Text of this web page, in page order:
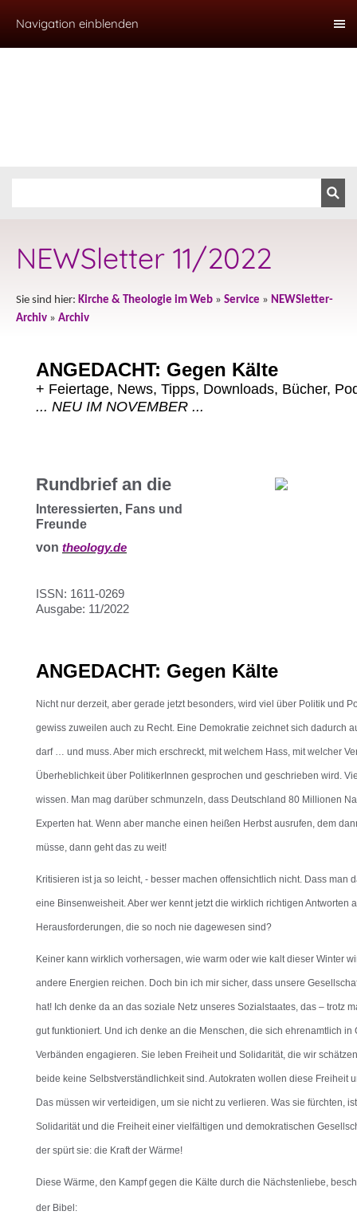
Navigation einblenden
NEWSletter 11/2022
Sie sind hier: Kirche & Theologie im Web » Service » NEWSletter-
Archiv » Archiv
ANGEDACHT: Gegen Kälte
... NEU IM NOVEMBER ...
Rundbrief an die
Interessierten, Fans und
Freunde
von theology.de
ISSN: 1611-0269
Ausgabe: 11/2022
ANGEDACHT: Gegen Kälte
Nicht nur derzeit, aber gerade jetzt besonders, wird viel über Politik und
gewiss zuweilen auch zu Recht. Eine Demokratie zeichnet sich dadurch
darf … und muss. Aber mich erschreckt, mit welchem Hass, mit welcher
Überheblichkeit über PolitikerInnen gesprochen und geschrieben wird.
wissen. Man mag darüber schmunzeln, dass Deutschland 80 Millionen
Experten hat. Wenn aber manche einen heißen Herbst ausrufen, dem
müsse, dann geht das zu weit!
Kritisieren ist ja so leicht, - besser machen offensichtlich nicht. Dass man
eine Binsenweisheit. Aber wer kennt jetzt die wirklich richtigen Antworten
Herausforderungen, die so noch nie dagewesen sind?
Keiner kann wirklich vorhersagen, wie warm oder wie kalt dieser Winter
andere Energien reichen. Doch bin ich mir sicher, dass unsere
hat! Ich denke da an das soziale Netz unseres Sozialstaates, das – trotz
gut funktioniert. Und ich denke an die Menschen, die sich ehrenamtlich in
Verbänden engagieren. Sie leben Freiheit und Solidarität, die wir
beide keine Selbstverständlichkeit sind. Autokraten wollen diese Freiheit
Das müssen wir verteidigen, um sie nicht zu verlieren. Was sie fürchten,
Solidarität und die Freiheit einer vielfältigen und demokratischen
der spürt sie: die Kraft der Wärme!
Diese Wärme, den Kampf gegen die Kälte durch die Nächstenliebe,
der Bibel: